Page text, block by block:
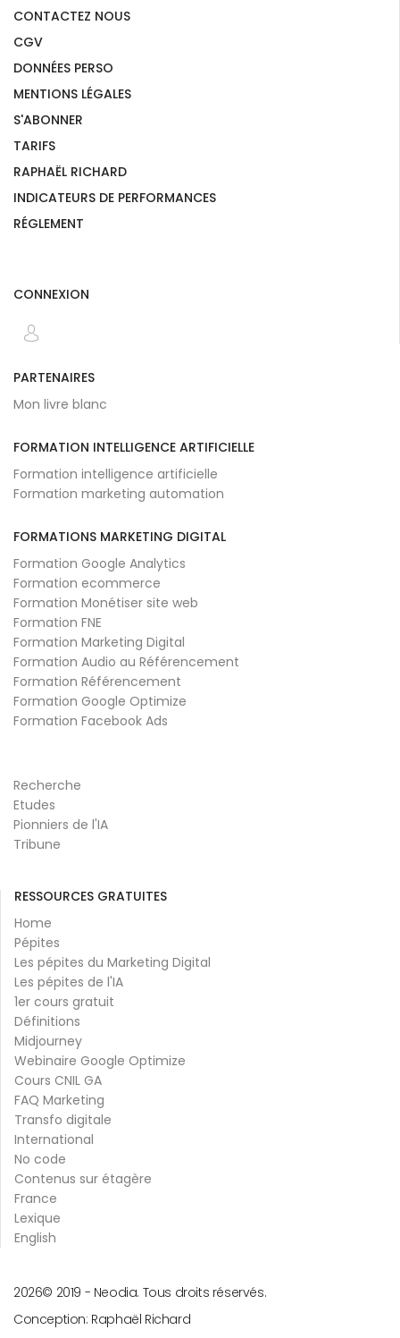
CONTACTEZ NOUS
CGV
DONNÉES PERSO
MENTIONS LÉGALES
S'ABONNER
TARIFS
RAPHAËL RICHARD
INDICATEURS DE PERFORMANCES
RÉGLEMENT
CONNEXION
PARTENAIRES
Mon livre blanc
FORMATION INTELLIGENCE ARTIFICIELLE
Formation intelligence artificielle
Formation marketing automation
FORMATIONS MARKETING DIGITAL
Formation Google Analytics
Formation ecommerce
Formation Monétiser site web
Formation FNE
Formation Marketing Digital
Formation Audio au Référencement
Formation Référencement
Formation Google Optimize
Formation Facebook Ads
Recherche
Etudes
Pionniers de l'IA
Tribune
RESSOURCES GRATUITES
Home
Pépites
Les pépites du Marketing Digital
Les pépites de l'IA
1er cours gratuit
Définitions
Midjourney
Webinaire Google Optimize
Cours CNIL GA
FAQ Marketing
Transfo digitale
International
No code
Contenus sur étagère
France
Lexique
English
© 2019 -
2026
Neodia. Tous droits réservés.
Conception: Raphaël Richard